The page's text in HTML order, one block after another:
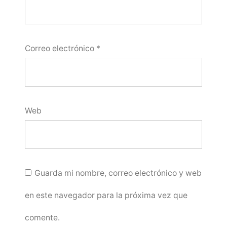
Correo electrónico *
Web
Guarda mi nombre, correo electrónico y web
en este navegador para la próxima vez que
comente.